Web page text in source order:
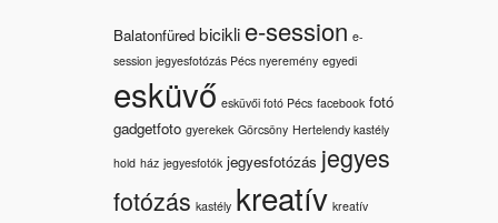
Balatonfüred bicikli e-session e-
session jegyesfotózás Pécs nyeremény egyedi
esküvő esküvői fotó Pécs facebook fotó
gadgetfoto gyerekek Görcsöny Hertelendy kastély
hold ház jegyesfotók jegyesfotózás jegyes
fotózás kastély kreatív kreatív